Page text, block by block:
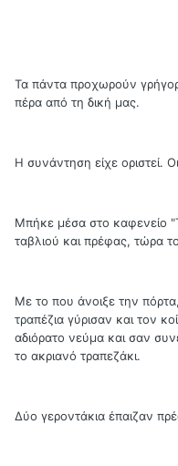
Τα πάντα προχωρούν
πέρα από τη δική μας.
Η συνάντηση είχε οριστεί.
Μπήκε μέσα στο καφενείο
ταβλιού και πρέφας, τώρα
Με το που άνοιξε την
τραπέζια γύρισαν και τον
αδιόρατο νεύμα και σαν
το ακριανό τραπεζάκι.
Δύο γεροντάκια έπαιζαν